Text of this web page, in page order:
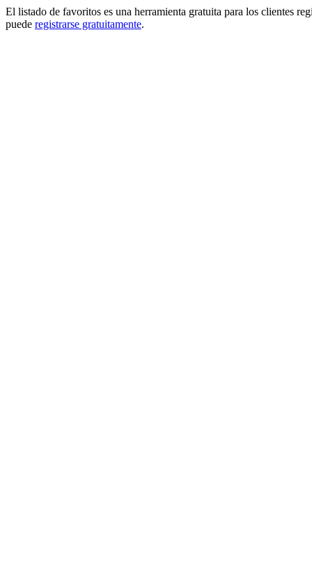
El listado de favoritos es una herramienta gratuita para los clientes
puede registrarse gratuitamente.